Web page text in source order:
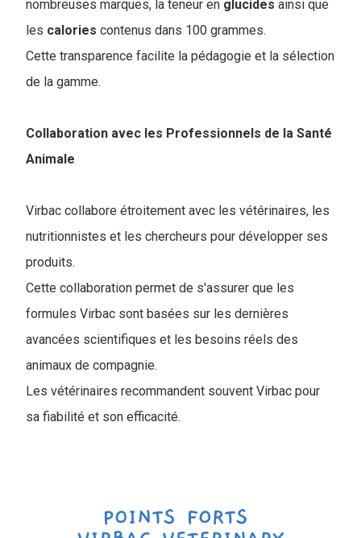
nombreuses marques, la teneur en glucides ainsi que
les calories contenus dans 100 grammes.
Cette transparence facilite la pédagogie et la sélection
de la gamme.
Collaboration avec les Professionnels de la Santé
Animale
Virbac collabore étroitement avec les vétérinaires, les
nutritionnistes et les chercheurs pour développer ses
produits.
Cette collaboration permet de s'assurer que les
formules Virbac sont basées sur les dernières
avancées scientifiques et les besoins réels des
animaux de compagnie.
Les vétérinaires recommandent souvent Virbac pour
sa fiabilité et son efficacité.